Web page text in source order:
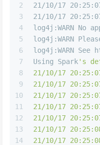
2
3
4
5
6
7
8
9
10
11
12
13
14
21/10/17
21/10/17
log4j:WARN No
log4j:WARN
log4j:WARN
Using Spark's
21/10/17
21/10/17
21/10/17
21/10/17
21/10/17
21/10/17
21/10/17